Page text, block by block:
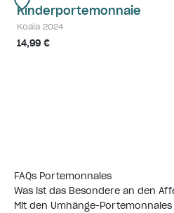
Kinderportemonnaie
Koala 2024
14,99 €
FAQs Portemonnaies
Was ist das Besondere an den
Mit den Umhänge-